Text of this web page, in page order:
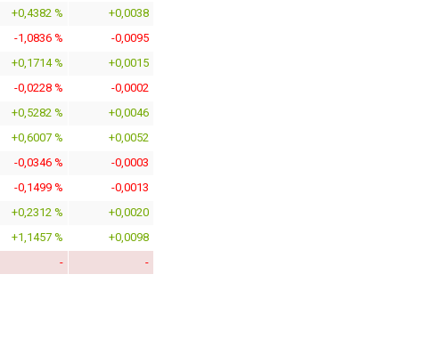
+0,4382 %
+0,0038
-1,0836 %
-0,0095
+0,1714 %
+0,0015
-0,0228 %
-0,0002
+0,5282 %
+0,0046
+0,6007 %
+0,0052
-0,0346 %
-0,0003
-0,1499 %
-0,0013
+0,2312 %
+0,0020
+1,1457 %
+0,0098
- -